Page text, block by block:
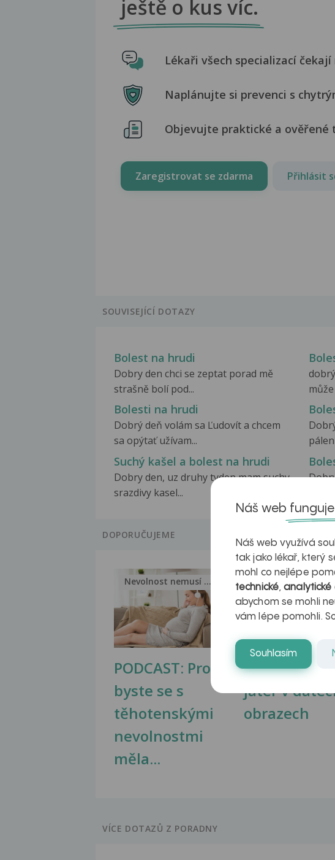
ještě o kus víc.
Lékaři všech specializací čekají
Naplánujte si prevenci s
Objevujte praktické a ověřené
Zaregistrovat se zdarma Přihlásit
SOUVISEJÍCÍ DOTAZY
Bolest na hrudi
Dobry den chci se zeptat porad mě
strašně bolí pod...
Bolesti na hrudi
Dobrý deň volám sa Ľudovít a chcem
sa opýtať užívam...
Suchý kašel a bolest na hrudi
Dobry den, uz druhy tyden mam suchy
srazdivy kasel...
DOPORUČUJEME
PODCAST: Proč
byste se s
těhotenskými
nevolnostmi
měla...
Nevolnost nemusí být nutnou...
Ztukovatění
jater v
obrazech
Jak na zdravá
VÍCE DOTAZŮ Z PORADNY
Náš web
Náš web využívá
tak jako lékař, který
mohl co nejlépe
technické,analytické
abychom se mohli
vám lépe pomohli.
Souhlasím